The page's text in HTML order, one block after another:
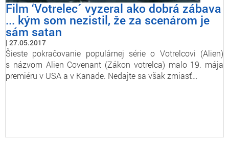
Film ‘Votrelec´ vyzeral ako dobrá zábava
... kým som nezistil, že za scenárom je
sám satan
27.05.2017
Šieste pokračovanie populárnej série o Votrelcovi (Alien)
s názvom Alien Covenant (Zákon votrelca) malo 19. mája
premiéru v USA a v Kanade. Nedajte sa však zmiasť…